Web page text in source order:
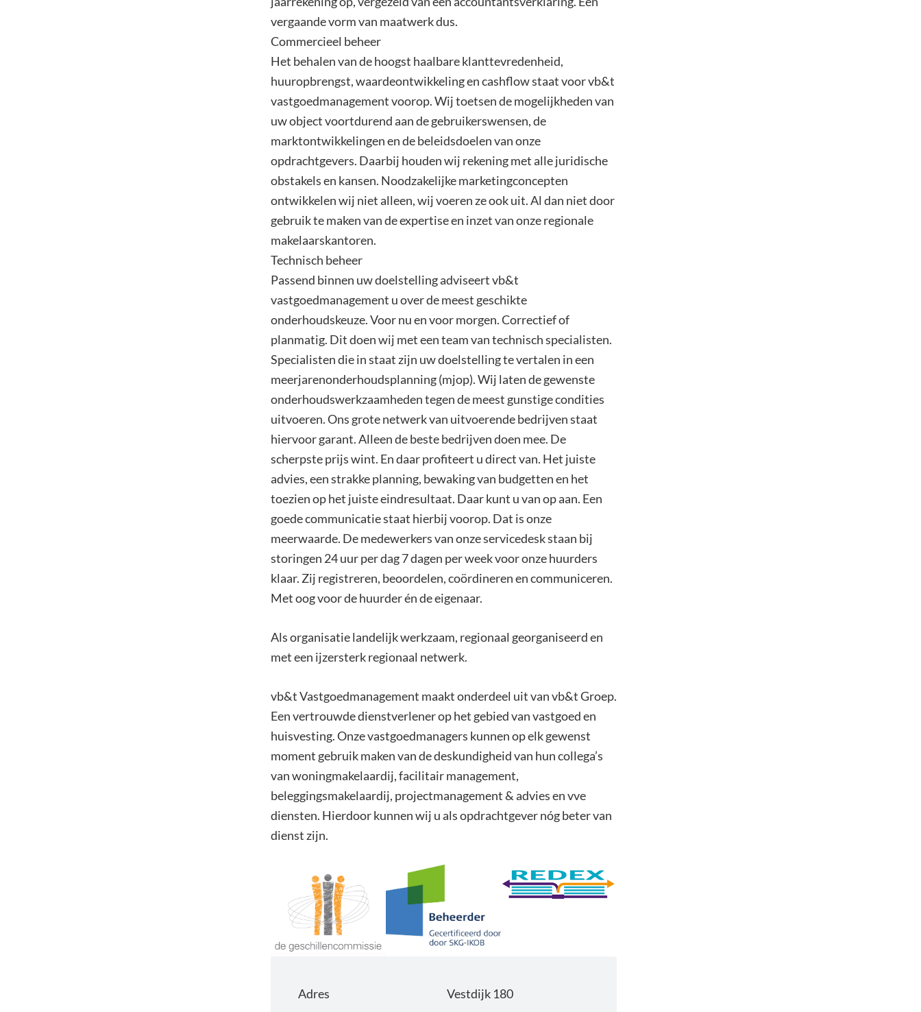
vergaande vorm van maatwerk dus.
Commercieel beheer
Het behalen van de hoogst haalbare klanttevredenheid,
huuropbrengst, waardeontwikkeling en cashflow staat voor vb&t
vastgoedmanagement voorop. Wij toetsen de mogelijkheden van
uw object voortdurend aan de gebruikerswensen, de
marktontwikkelingen en de beleidsdoelen van onze
opdrachtgevers. Daarbij houden wij rekening met alle juridische
obstakels en kansen. Noodzakelijke marketingconcepten
ontwikkelen wij niet alleen, wij voeren ze ook uit. Al dan niet door
gebruik te maken van de expertise en inzet van onze regionale
makelaarskantoren.
Technisch beheer
Passend binnen uw doelstelling adviseert vb&t
vastgoedmanagement u over de meest geschikte
onderhoudskeuze. Voor nu en voor morgen. Correctief of
planmatig. Dit doen wij met een team van technisch specialisten.
Specialisten die in staat zijn uw doelstelling te vertalen in een
meerjarenonderhoudsplanning (mjop). Wij laten de gewenste
onderhoudswerkzaamheden tegen de meest gunstige condities
uitvoeren. Ons grote netwerk van uitvoerende bedrijven staat
hiervoor garant. Alleen de beste bedrijven doen mee. De
scherpste prijs wint. En daar profiteert u direct van. Het juiste
advies, een strakke planning, bewaking van budgetten en het
toezien op het juiste eindresultaat. Daar kunt u van op aan. Een
goede communicatie staat hierbij voorop. Dat is onze
meerwaarde. De medewerkers van onze servicedesk staan bij
storingen 24 uur per dag 7 dagen per week voor onze huurders
klaar. Zij registreren, beoordelen, coördineren en communiceren.
Met oog voor de huurder én de eigenaar.
Als organisatie landelijk werkzaam, regionaal georganiseerd en
met een ijzersterk regionaal netwerk.
vb&t Vastgoedmanagement maakt onderdeel uit van vb&t Groep.
Een vertrouwde dienstverlener op het gebied van vastgoed en
huisvesting. Onze vastgoedmanagers kunnen op elk gewenst
moment gebruik maken van de deskundigheid van hun collega’s
van woningmakelaardij, facilitair management,
beleggingsmakelaardij, projectmanagement & advies en vve
diensten. Hierdoor kunnen wij u als opdrachtgever nóg beter van
dienst zijn.
Adres
Vestdijk 180